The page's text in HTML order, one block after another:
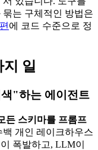
는 구체적인 방법은
에 코드 수준으로 정
지 일
"하는 에이전트
든 스키마를 프롬프
개인 레이크하우스
폭발하고, LLM이